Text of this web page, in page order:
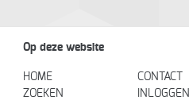
Op deze website
HOME
CONTACT
ZOEKEN
INLOGGEN